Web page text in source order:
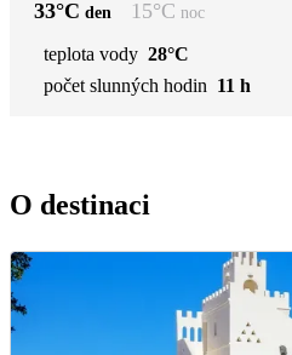
33°C den 15°C noc
teplota vody 28°C
počet slunných hodin 11 h
O destinaci